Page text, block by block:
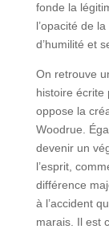
fonde la
l’opacité de
d’humilité et
On retrouve
histoire écrite
oppose la
Woodrue.
devenir un
l’esprit,
différence
à l’accident
marais. Il est